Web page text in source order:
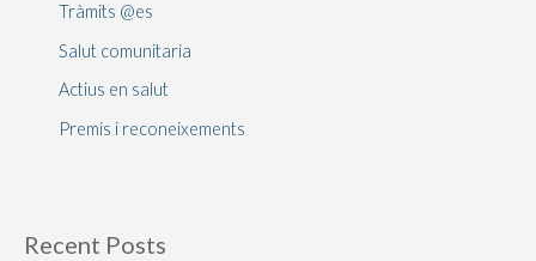
Tràmits @es
Salut comunitaria
Actius en salut
Premis i reconeixements
Recent Posts